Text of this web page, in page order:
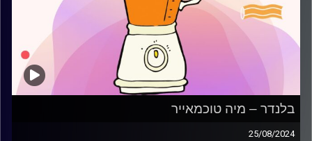
בלנדר – מיה טוכמאייר
25/08/2024